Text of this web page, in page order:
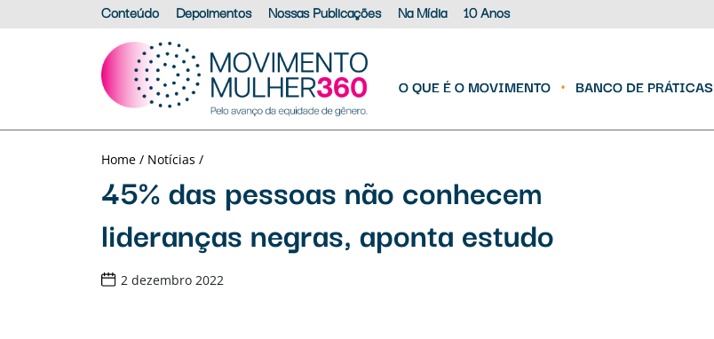
Conteúdo Depoimentos Nossas Publicações Na Mídia 10 Anos
O QUE É O MOVIMENTO BANCO DE PRÁTICAS
Home / Notícias /
45% das pessoas não conhecem
lideranças negras, aponta estudo
2 dezembro 2022